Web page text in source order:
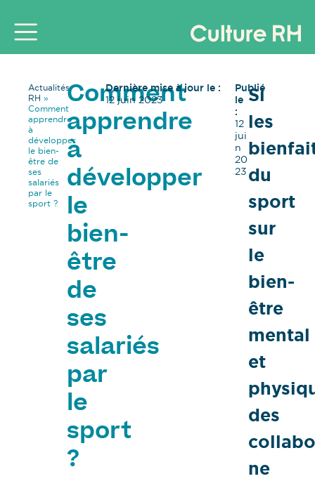
Actualités
RH »
Comment
apprendre
à
développer
le bien-
être de
ses
salariés
par le
sport ?
Comment
apprendre
à
développer
le
bien-
être
de
ses
salariés
par
le
sport
?
Dernière mise à jour le :
12 juin 2023
Publié
le
:
12
jui
n
20
23
Si
les
du
sport
sur
le
bien-
être
mental
et
des
ne